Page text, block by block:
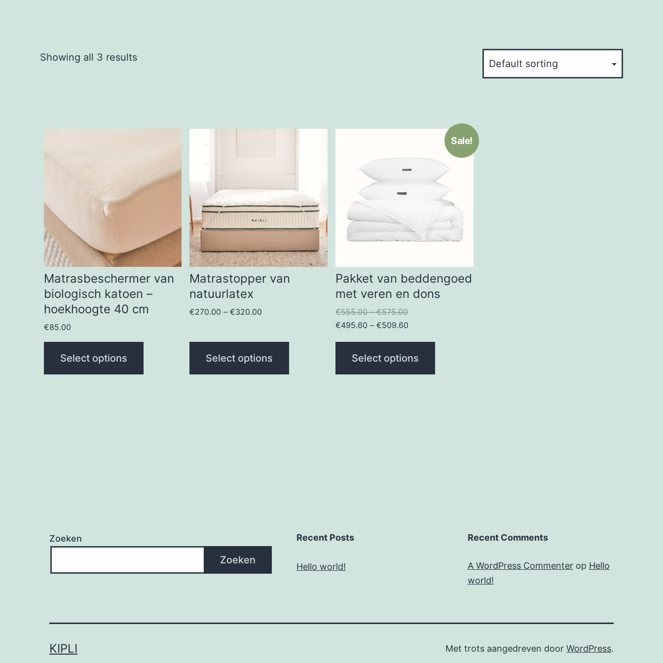
Showing all 3 results
Matrasbeschermer van
biologisch katoen –
hoekhoogte 40 cm
€85.00
Select options
Matrastopper van
natuurlatex
€270.00 –€320.00
Select options
Sale!
Pakket van beddengoed
met veren en dons
€555.00–€575.00
€495.60 – €509.60
Select options
Zoeken
Zoeken
Recent Posts
Hello world!
Recent Comments
A WordPress Commenterop Hello
world!
KIPLI Met trots aangedreven door WordPress.